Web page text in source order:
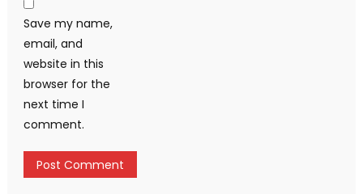
Save my name,
email, and
website in this
browser for the
next time I
comment.